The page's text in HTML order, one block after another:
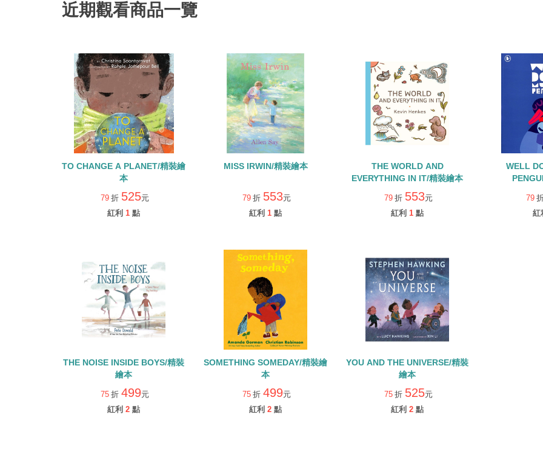
近期觀看商品一覽
TO CHANGE A PLANET/精裝繪
本
79 折 525元
紅利 1 點
MISS IRWIN/精裝繪本
79 折 553元
紅利 1 點
THE WORLD AND
EVERYTHING IN IT/精裝繪本
79 折 553元
紅利 1 點
WELL
79
紅
THE NOISE INSIDE BOYS/精裝
繪本
75 折 499元
紅利 2 點
SOMETHING SOMEDAY/精裝繪
本
75 折 499元
紅利 2 點
YOU AND THE UNIVERSE/精裝
繪本
75 折 525元
紅利 2 點